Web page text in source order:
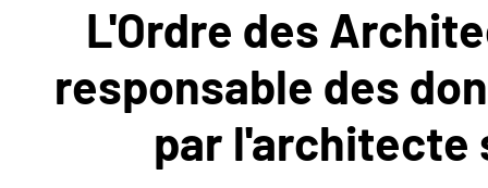
NOUS
CONTACTER
L'Ordre des
responsable des
par l'architecte